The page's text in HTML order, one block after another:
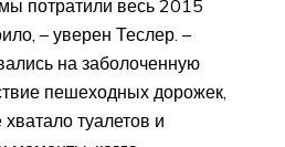
потратили весь 2015
– уверен Теслер. –
на заболоченную
пешеходных дорожек,
туалетов и